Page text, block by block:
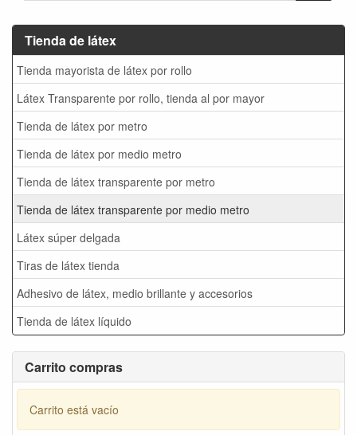
Tienda de látex
Tienda mayorista de látex por rollo
Látex Transparente por rollo, tienda al por mayor
Tienda de látex por metro
Tienda de látex por medio metro
Tienda de látex transparente por metro
Tienda de látex transparente por medio metro
Látex súper delgada
Tiras de látex tienda
Adhesivo de látex, medio brillante y accesorios
Tienda de látex líquido
Carrito compras
Carrito está vacío